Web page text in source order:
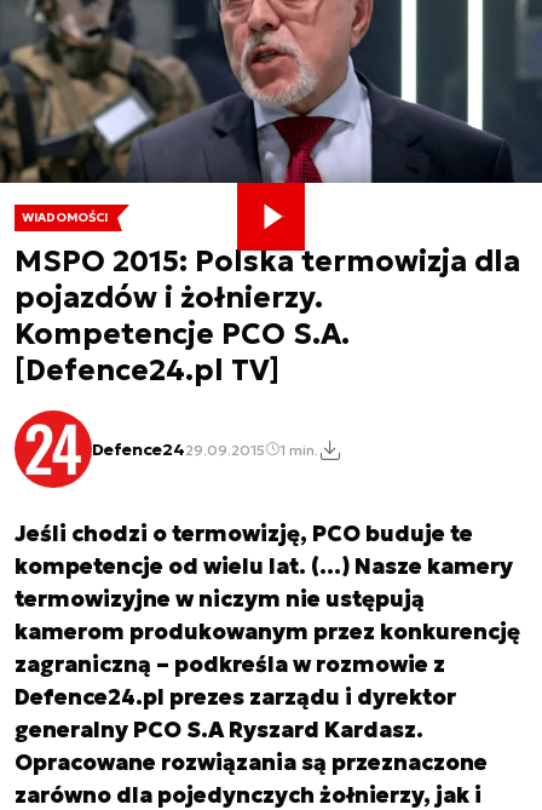
WIADOMOŚCI
MSPO 2015: Polska termowizja dla
pojazdów i żołnierzy.
Kompetencje PCO S.A.
[Defence24.pl TV]
Defence2429.09.2015 1 min.
Jeśli chodzi o termowizję, PCO buduje te
kompetencje od wielu lat. (…) Nasze kamery
termowizyjne w niczym nie ustępują
kamerom produkowanym przez konkurencję
zagraniczną – podkreśla w rozmowie z
Defence24.pl prezes zarządu i dyrektor
generalny PCO S.A Ryszard Kardasz.
Opracowane rozwiązania są przeznaczone
zarówno dla pojedynczych żołnierzy, jak i